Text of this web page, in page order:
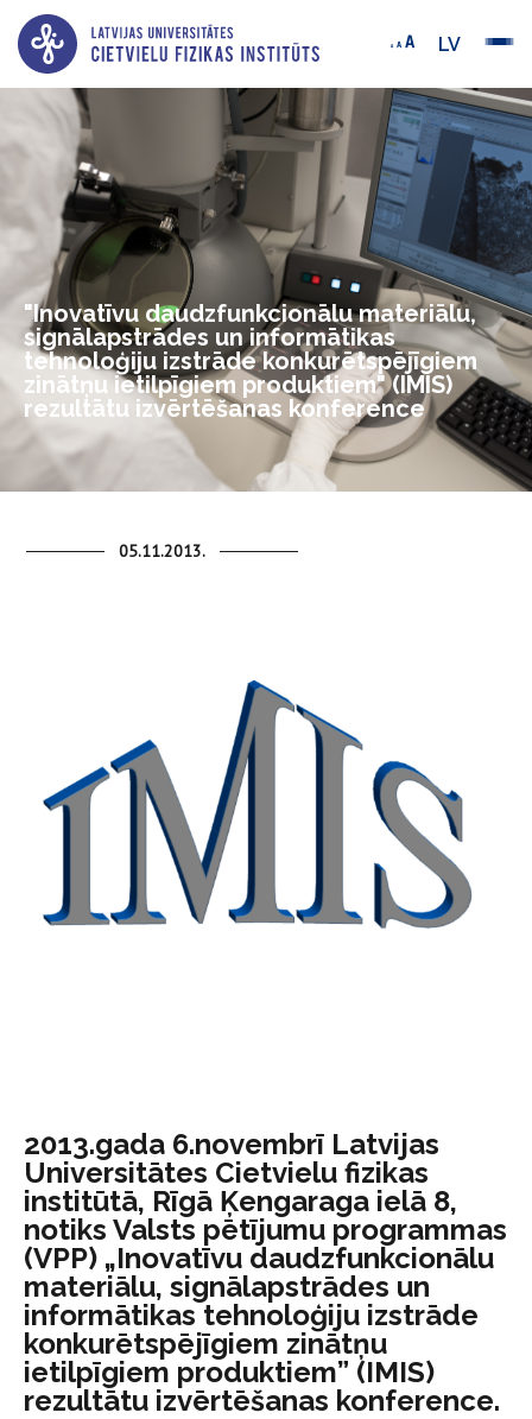
LV
"Inovatīvu daudzfunkcionālu materiālu,
signālapstrādes un informātikas
tehnoloģiju izstrāde konkurētspējīgiem
zinātņu ietilpīgiem produktiem" (IMIS)
rezultātu izvērtēšanas konference
05.11.2013.
2013.gada 6.novembrī Latvijas
Universitātes Cietvielu fizikas
institūtā, Rīgā Ķengaraga ielā 8,
notiks Valsts pētījumu programmas
(VPP) „Inovatīvu daudzfunkcionālu
materiālu, signālapstrādes un
informātikas tehnoloģiju izstrāde
konkurētspējīgiem zinātņu
ietilpīgiem produktiem” (IMIS)
rezultātu izvērtēšanas konference.